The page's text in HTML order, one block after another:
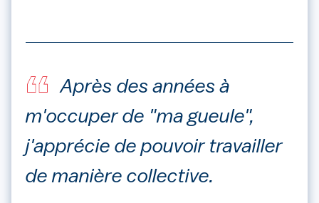
Après des années à
m'occuper de "ma gueule",
j'apprécie de pouvoir travailler
de manière collective.